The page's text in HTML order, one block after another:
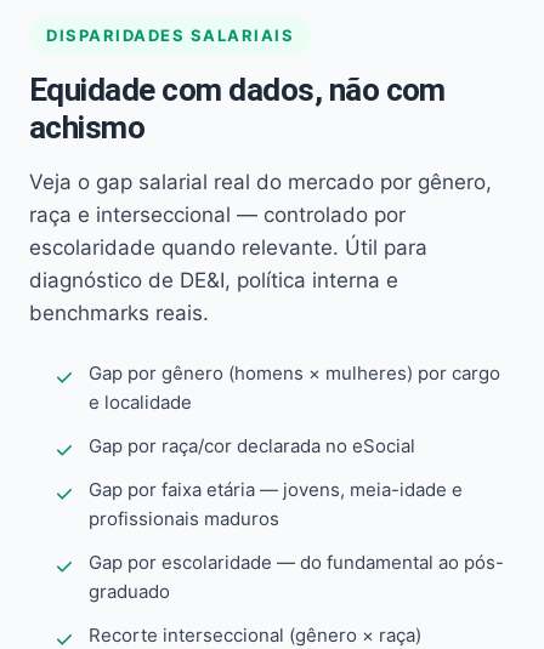
DISPARIDADES SALARIAIS
Equidade com dados, não com
achismo
Veja o gap salarial real do mercado por gênero,
raça e interseccional — controlado por
escolaridade quando relevante. Útil para
diagnóstico de DE&I, política interna e
benchmarks reais.
Gap por gênero (homens × mulheres) por cargo
e localidade
Gap por raça/cor declarada no eSocial
Gap por faixa etária — jovens, meia-idade e
profissionais maduros
Gap por escolaridade — do fundamental ao pós-
graduado
Recorte interseccional (gênero × raça)